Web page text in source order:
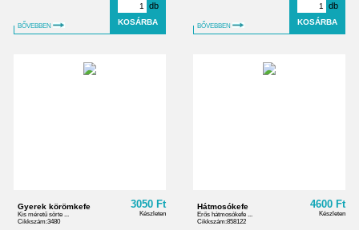
BŐVEBBEN
db
BŐVEBBEN
db
Gyerek körömkefe
Kis méretű sörte ...
Cikkszám:3480
3050 Ft
Készleten
Hátmosókefe
Erős hátmosókefe ...
Cikkszám:858122
4600 Ft
Készleten